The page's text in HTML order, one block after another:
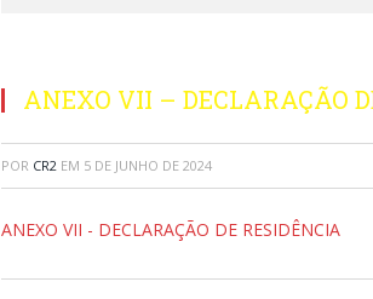
ANEXO VII – DECLARAÇÃO
POR CR2 EM 5 DE JUNHO DE 2024
ANEXO VII - DECLARAÇÃO DE RESIDÊNCIA